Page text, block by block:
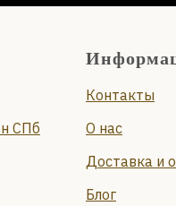
СПб
Контакты
О нас
Доставка и
Блог